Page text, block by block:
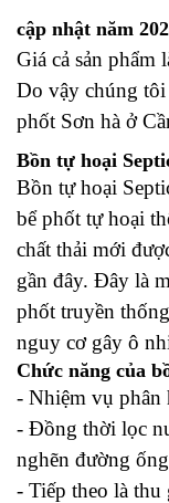
cập nhật năm
Giá cả sản phẩm
Do vậy chúng
phốt Sơn hà ở
Bồn tự hoại
Bồn tự hoại
bể phốt tự hoại
chất thải mới
gần đây. Đây là
phốt truyền
nguy cơ gây ô
Chức năng của
- Nhiệm vụ phân
- Đồng thời lọc
nghẽn đường
- Tiếp theo là thu